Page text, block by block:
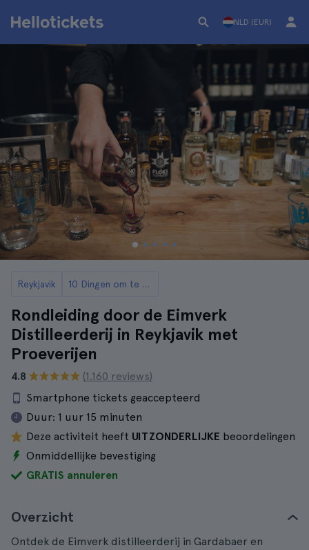
NLD (EUR)
Reykjavik 10 Dingen om te Doen in Reykjavik
Rondleiding door de Eimverk
Distilleerderij in Reykjavik met
Proeverijen
4.8
(1.160 reviews)
Smartphone tickets geaccepteerd
Duur: 1 uur 15 minuten
Deze activiteit heeft UITZONDERLIJKE beoordelingen
Onmiddellijke bevestiging
GRATIS annuleren
Overzicht
Ontdek de Eimverk distilleerderij in Gardabaer en